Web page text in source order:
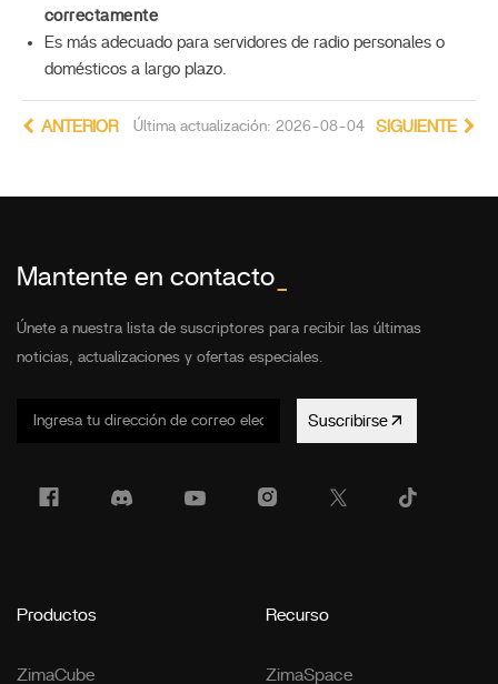
correctamente
Es más adecuado para servidores de radio personales o
domésticos a largo plazo.
Última actualización: 2026-08-04
ANTERIOR SIGUIENTE
Mantente en contacto
Únete a nuestra lista de suscriptores para recibir las últimas
noticias, actualizaciones y ofertas especiales.
Suscribirse
Productos
ZimaCube
Recurso
ZimaSpace